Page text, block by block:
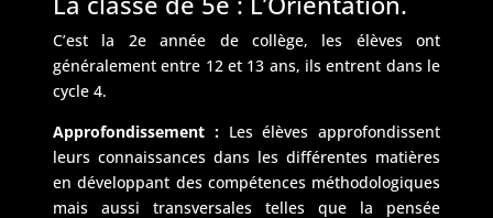
C’est la 2e année de collège, les élèves ont
généralement entre 12 et 13 ans, ils entrent dans le
cycle 4.
Approfondissement :Les élèves approfondissent
leurs connaissances dans les différentes matières
en développant des compétences méthodologiques
mais aussi transversales telles que la pensée